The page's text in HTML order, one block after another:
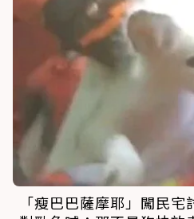
「瘦巴巴薩摩耶」闖民